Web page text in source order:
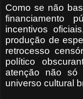
Como se não
financiamento
incentivos
produção de
retrocesso
político
atenção não
universo cultural